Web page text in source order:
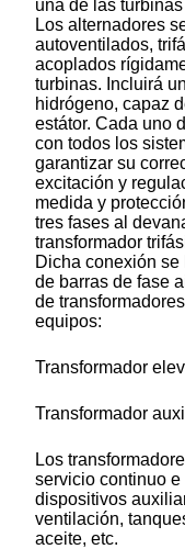
una de las
Los alternadores
autoventilados,
acoplados
turbinas. Incluirá
hidrógeno, capaz
estátor. Cada uno
con todos los
garantizar su
excitación y
medida y
tres fases al
transformador
Dicha conexión
de barras de fase
de
equipos:
Transformador
Transformador
Los
servicio continuo
dispositivos
ventilación,
aceite, etc.